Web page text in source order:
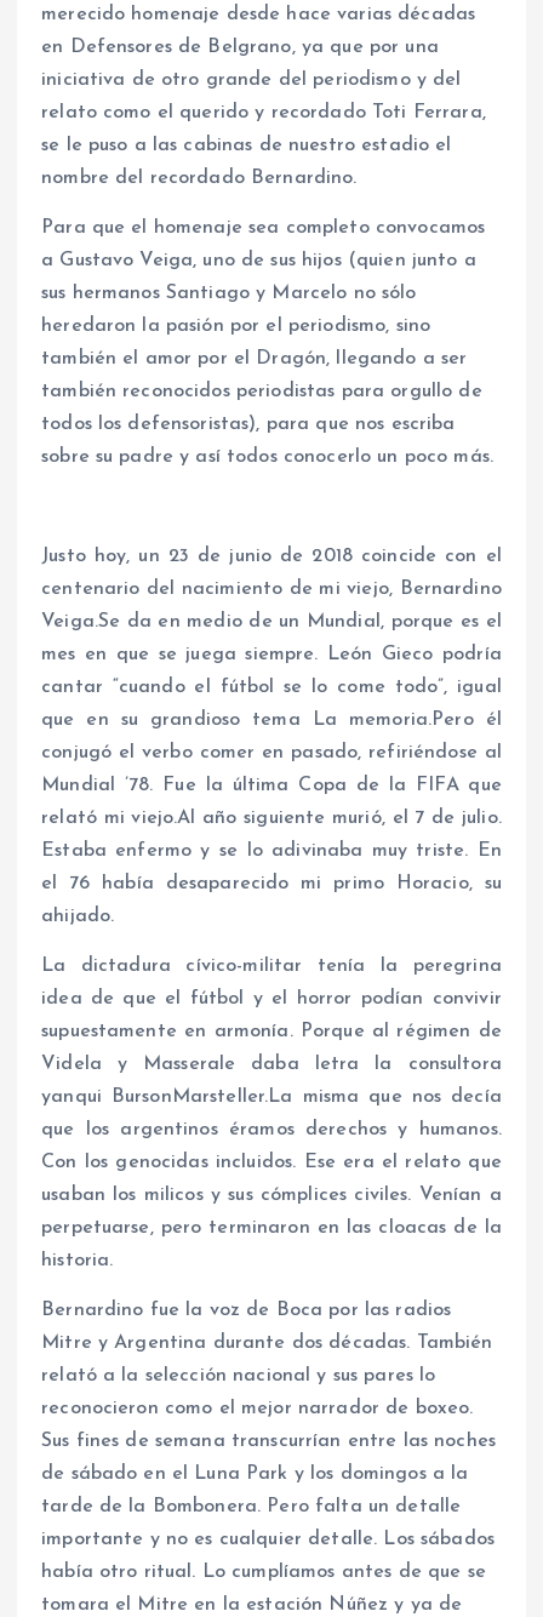
merecido homenaje desde hace varias décadas
en Defensores de Belgrano, ya que por una
iniciativa de otro grande del periodismo y del
relato como el querido y recordado Toti Ferrara,
se le puso a las cabinas de nuestro estadio el
nombre del recordado Bernardino.
Para que el homenaje sea completo convocamos
a Gustavo Veiga, uno de sus hijos (quien junto a
sus hermanos Santiago y Marcelo no sólo
heredaron la pasión por el periodismo, sino
también el amor por el Dragón, llegando a ser
también reconocidos periodistas para orgullo de
todos los defensoristas), para que nos escriba
sobre su padre y así todos conocerlo un poco más.
Justo hoy, un 23 de junio de 2018 coincide con el
centenario del nacimiento de mi viejo, Bernardino
Veiga.Se da en medio de un Mundial, porque es el
mes en que se juega siempre. León Gieco podría
cantar “cuando el fútbol se lo come todo”, igual
que en su grandioso tema La memoria.Pero él
conjugó el verbo comer en pasado, refiriéndose al
Mundial ’78. Fue la última Copa de la FIFA que
relató mi viejo.Al año siguiente murió, el 7 de julio.
Estaba enfermo y se lo adivinaba muy triste. En
el 76 había desaparecido mi primo Horacio, su
ahijado.
La dictadura cívico-militar tenía la peregrina
idea de que el fútbol y el horror podían convivir
supuestamente en armonía. Porque al régimen de
Videla y Masserale daba letra la consultora
yanqui BursonMarsteller.La misma que nos decía
que los argentinos éramos derechos y humanos.
Con los genocidas incluidos. Ese era el relato que
usaban los milicos y sus cómplices civiles. Venían a
perpetuarse, pero terminaron en las cloacas de la
historia.
Bernardino fue la voz de Boca por las radios
Mitre y Argentina durante dos décadas. También
relató a la selección nacional y sus pares lo
reconocieron como el mejor narrador de boxeo.
Sus fines de semana transcurrían entre las noches
de sábado en el Luna Park y los domingos a la
tarde de la Bombonera. Pero falta un detalle
importante y no es cualquier detalle. Los sábados
había otro ritual. Lo cumplíamos antes de que se
tomara el Mitre en la estación Núñez y ya de